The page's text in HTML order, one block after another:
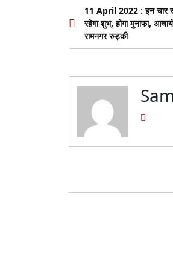
Post
navigation
11 April 2022 : इन चार
रहेगा शुभ, होगा मुनाफा,
रामनगर रुड़की